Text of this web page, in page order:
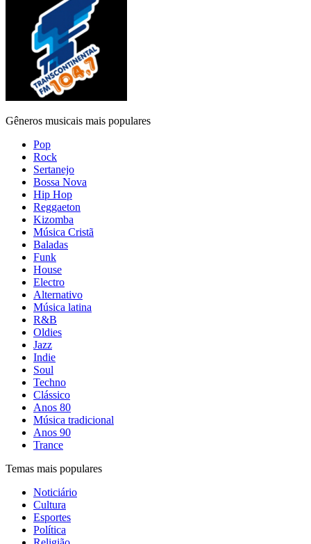
Gêneros musicais mais populares
Pop
Rock
Sertanejo
Bossa Nova
Hip Hop
Reggaeton
Kizomba
Música Cristã
Baladas
Funk
House
Electro
Alternativo
Música latina
R&B
Oldies
Jazz
Indie
Soul
Techno
Clássico
Anos 80
Música tradicional
Anos 90
Trance
Temas mais populares
Noticiário
Cultura
Esportes
Política